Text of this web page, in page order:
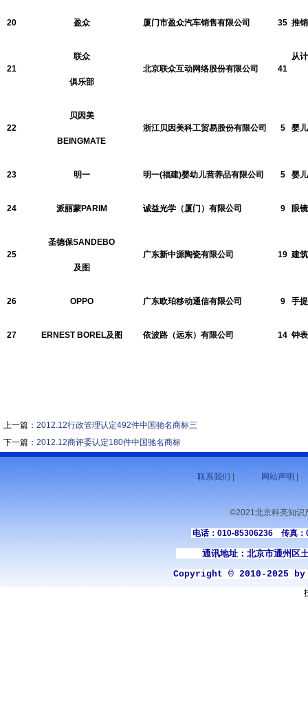
20 盈众 厦门市盈众汽车销售有限公司 35 推
21
联众
俱乐部
北京联众互动网络股份有限公司 41
从
22
贝因美
BEINGMATE
浙江贝因美科工贸易股份有限公司 5 婴
23 明一 明一(福建)婴幼儿营养品有限公司 5 婴
24 派丽蒙PARIM 诚益光学（厦门）有限公司 9 眼镜
25
圣德保SANDEBO
及图
广东新中源陶瓷有限公司 19 建
26 OPPO 广东欧珀移动通信有限公司 9 手
27 ERNEST BOREL及图 依波路（远东）有限公司 14 钟表
上一篇： 2012.12行政管理认定492件中国驰名商标三
下一篇： 2012.12商评委认定180件中国驰名商标
联系我们 网站声明
©2021北京科亮知识
电话：010-85306236 传真
通讯地址：北京市通州区土
Copyright © 2010-2025